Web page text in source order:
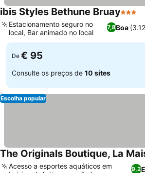
ibis Styles Bethune Bruay3
7,8Boa
Estacionamento seguro no
local, Bar animado no local
De € 95
Consulte os preços de 10 sites
Escolha popular
The Originals Boutique, La
9,2
Acesso a esportes aquáticos em